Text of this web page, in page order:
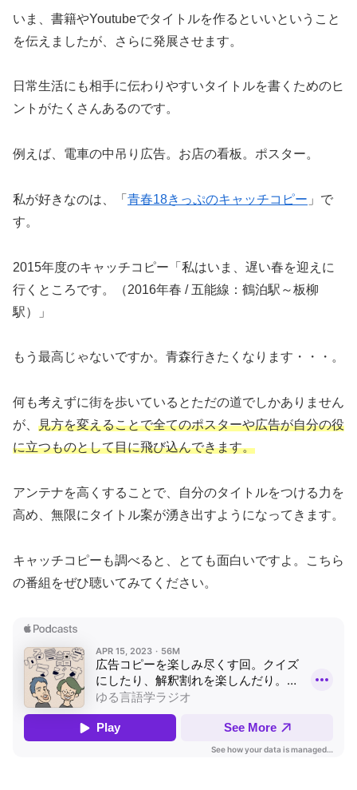
いま、書籍やYoutubeでタイトルを作るといいということ
を伝えましたが、さらに発展させます。
日常生活にも相手に伝わりやすいタイトルを書くためのヒ
ントがたくさんあるのです。
例えば、電車の中吊り広告。お店の看板。ポスター。
私が好きなのは、「 青春18きっぷのキャッチコピー 」で
す。
2015年度のキャッチコピー「私はいま、遅い春を迎えに
行くところです。（2016年春 / 五能線：鶴泊駅～板柳
駅）」
もう最高じゃないですか。青森行きたくなります・・・。
何も考えずに街を歩いているとただの道でしかありません
が、 見方を変えることで全てのポスターや広告が自分の役
に立つものとして目に飛び込んできます。
アンテナを高くすることで、自分のタイトルをつける力を
高め、無限にタイトル案が湧き出すようになってきます。
キャッチコピーも調べると、とても面白いですよ。こちら
の番組をぜひ聴いてみてください。